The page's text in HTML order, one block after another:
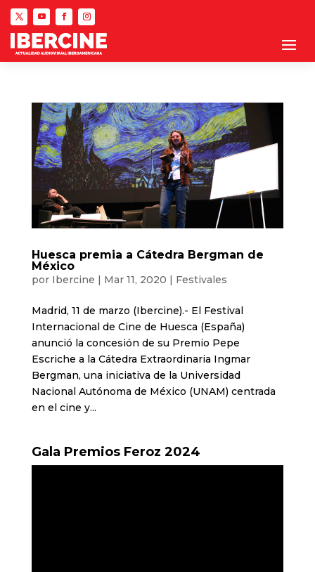
Huesca premia a Cátedra Bergman de
México
por Ibercine Mar 11, 2020 Festivales
Madrid, 11 de marzo (Ibercine).- El Festival
Internacional de Cine de Huesca (España)
anunció la concesión de su Premio Pepe
Escriche a la Cátedra Extraordinaria Ingmar
Bergman, una iniciativa de la Universidad
Nacional Autónoma de México (UNAM) centrada
en el cine y...
Gala Premios Feroz 2024